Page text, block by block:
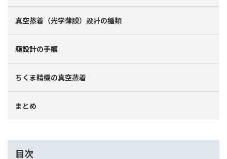
真空蒸着（光学薄膜）設計の種類
膜設計の手順
ちくま精機の真空蒸着
まとめ
目次